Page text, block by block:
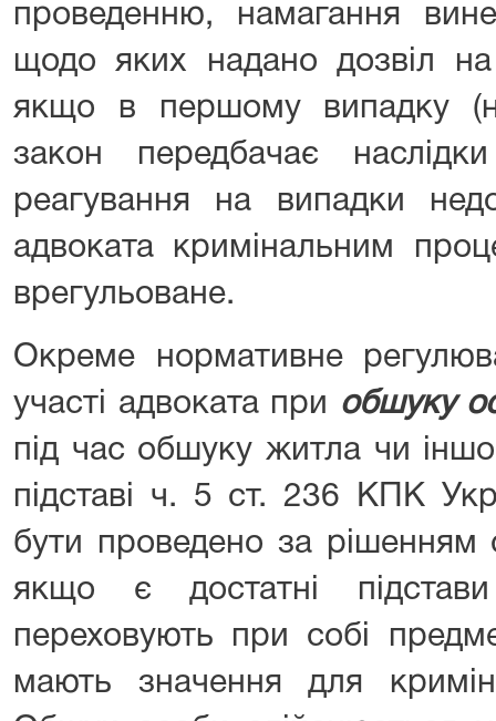
проведенню, намагання
щодо яких надано дозвіл
якщо в першому випадку
закон передбачає
реагування на випадки
адвоката кримінальним
врегульоване.
Окреме нормативне
участі адвоката при обшуку
під час обшуку житла чи
підставі ч. 5 ст. 236 КПК
бути проведено за рішенням
якщо є достатні
переховують при собі
мають значення для